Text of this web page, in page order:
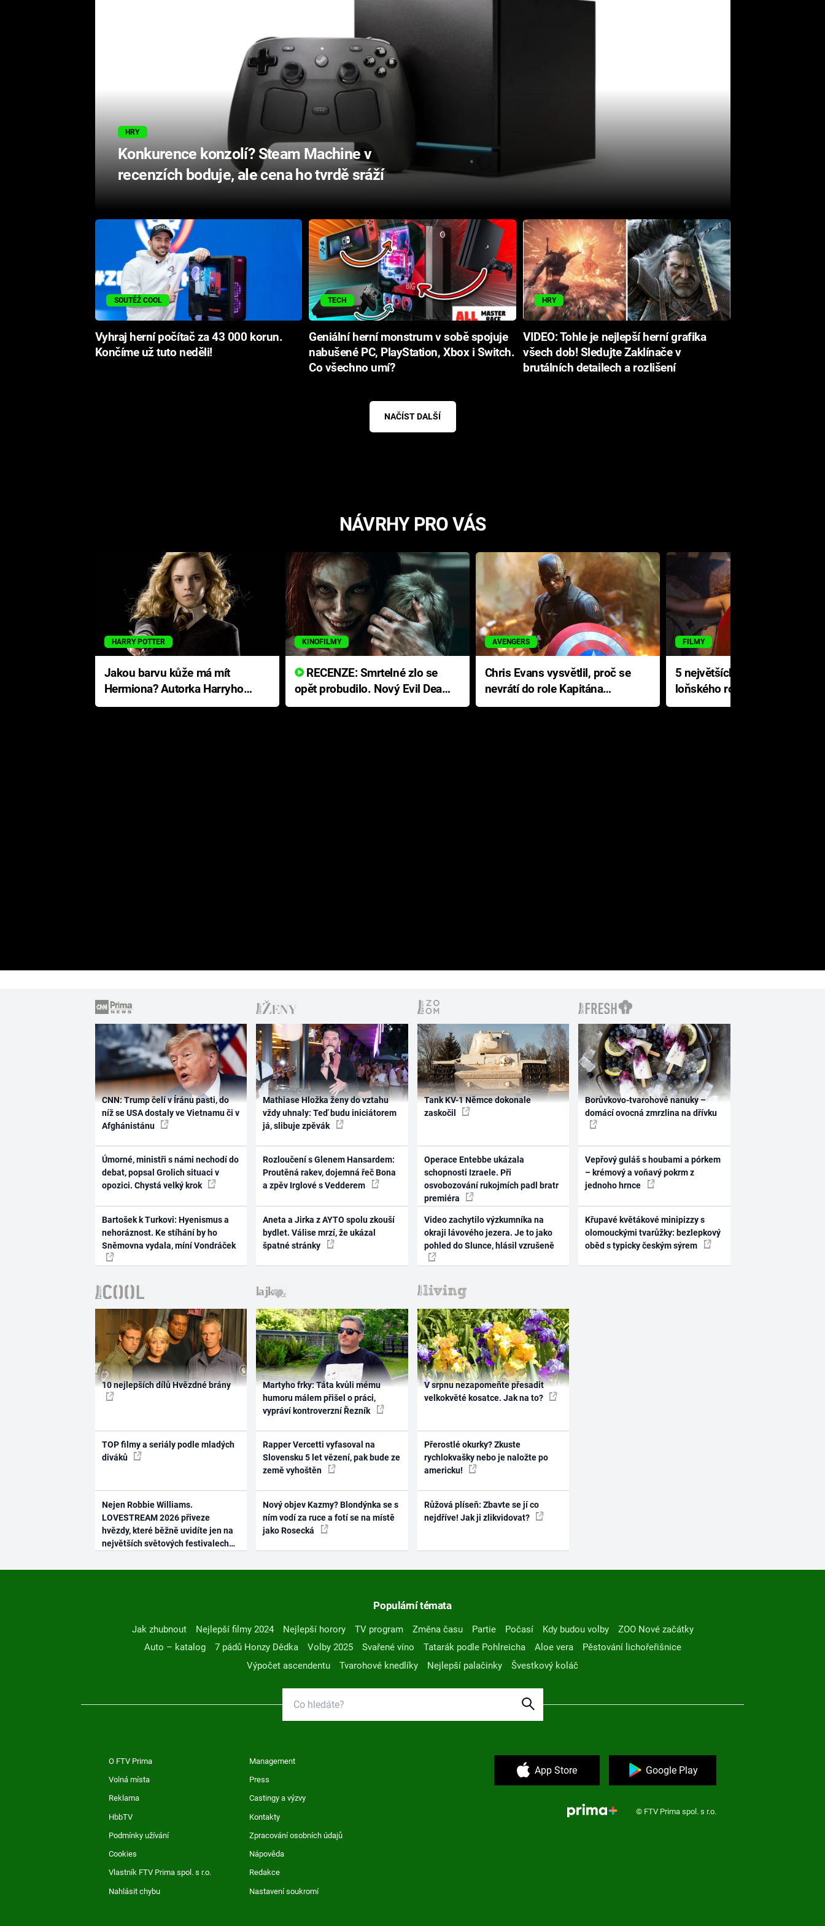
HRY
Konkurence konzolí? Steam Machine v
recenzích boduje, ale cena ho tvrdě sráží
SOUTĚŽ COOL
Vyhraj herní počítač za 43 000 korun.
Končíme už tuto neděli!
TECH
Geniální herní monstrum v sobě spojuje
nabušené PC, PlayStation, Xbox i Switch.
Co všechno umí?
HRY
VIDEO: Tohle je nejlepší herní grafika
všech dob! Sledujte Zaklínače v
brutálních detailech a rozlišení
NAČÍST DALŠÍ
NÁVRHY PRO VÁS
HARRY POTTER
Jakou barvu kůže má mít
Hermiona? Autorka Harryho
Pottera přišla s ráznou
KINOFILMY
RECENZE: Smrtelné zlo se
opět probudilo. Nový Evil Dead
přichází s neodolatelnou
AVENGERS
Chris Evans vysvětlil, proč se
nevrátí do role Kapitána
Ameriky
FILMY
5 největších propadáků
loňského roku: Disney na
jediné katastrofě prodělal 200
CNN: Trump čelí v Íránu pasti, do
níž se USA dostaly ve Vietnamu či v
Afghánistánu
Úmorné, ministři s námi nechodí do
debat, popsal Grolich situaci v
opozici. Chystá velký krok
Bartošek k Turkovi: Hyenismus a
nehoráznost. Ke stíhání by ho
Sněmovna vydala, míní Vondráček
Mathiase Hložka ženy do vztahu
vždy uhnaly: Teď budu iniciátorem
já, slibuje zpěvák
Rozloučení s Glenem Hansardem:
Proutěná rakev, dojemná řeč Bona
a zpěv Irglové s Vedderem
Aneta a Jirka z AYTO spolu zkouší
bydlet. Válise mrzí, že ukázal
špatné stránky
Tank KV-1 Němce dokonale
zaskočil
Operace Entebbe ukázala
schopnosti Izraele. Při
osvobozování rukojmích padl bratr
premiéra
Video zachytilo výzkumníka na
okraji lávového jezera. Je to jako
pohled do Slunce, hlásil vzrušeně
Borůvkovo-tvarohové nanuky –
domácí ovocná zmrzlina na dřívku
Vepřový guláš s houbami a pórkem
– krémový a voňavý pokrm z
jednoho hrnce
Křupavé květákové minipizzy s
olomouckými tvarůžky: bezlepkový
oběd s typicky českým sýrem
10 nejlepších dílů Hvězdné brány
TOP filmy a seriály podle mladých
diváků
Nejen Robbie Williams.
LOVESTREAM 2026 přiveze
hvězdy, které běžně uvidíte jen na
největších světových festivalech
Martyho frky: Táta kvůli mému
humoru málem přišel o práci,
vypráví kontroverzní Řezník
Rapper Vercetti vyfasoval na
Slovensku 5 let vězení, pak bude ze
země vyhoštěn
Nový objev Kazmy? Blondýnka se s
ním vodí za ruce a fotí se na místě
jako Rosecká
V srpnu nezapomeňte přesadit
velkokvěté kosatce. Jak na to?
Přerostlé okurky? Zkuste
rychlokvašky nebo je naložte po
americku!
Růžová plíseň: Zbavte se jí co
nejdříve! Jak ji zlikvidovat?
Populární témata
Jak zhubnout Nejlepší filmy 2024 Nejlepší horory TV program Změna času Partie Počasí Kdy budou volby
ZOO Nové začátky
Auto – katalog
7 pádů Honzy Dědka Volby 2025 Svařené víno Tatarák podle Pohlreicha Aloe vera
Pěstování lichořeřišnice
Výpočet ascendentu
Tvarohové knedlíky Nejlepší palačinky Švestkový koláč
O FTV Prima Management
Volná místa Press
Reklama Castingy a výzvy
HbbTV Kontakty
Podmínky užívání Zpracování osobních údajů
Cookies Nápověda
Vlastník FTV Prima spol. s r.o. Redakce
Nahlásit chybu Nastavení soukromí
App Store Google Play
© FTV Prima spol. s r.o.